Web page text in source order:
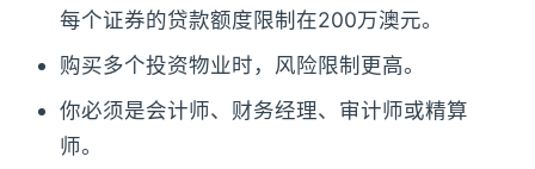
每个证券的贷款额度限制在200万澳元。
购买多个投资物业时，风险限制更高。
你必须是会计师、财务经理、审计师或精算
师。